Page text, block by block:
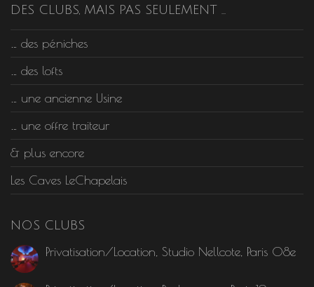
DES CLUBS, MAIS PAS SEULEMENT …
… des péniches
… des lofts
… une ancienne Usine
… une offre traiteur
& plus encore
Les Caves LeChapelais
NOS CLUBS
Privatisation/Location, Studio Nellcote, Paris 08e